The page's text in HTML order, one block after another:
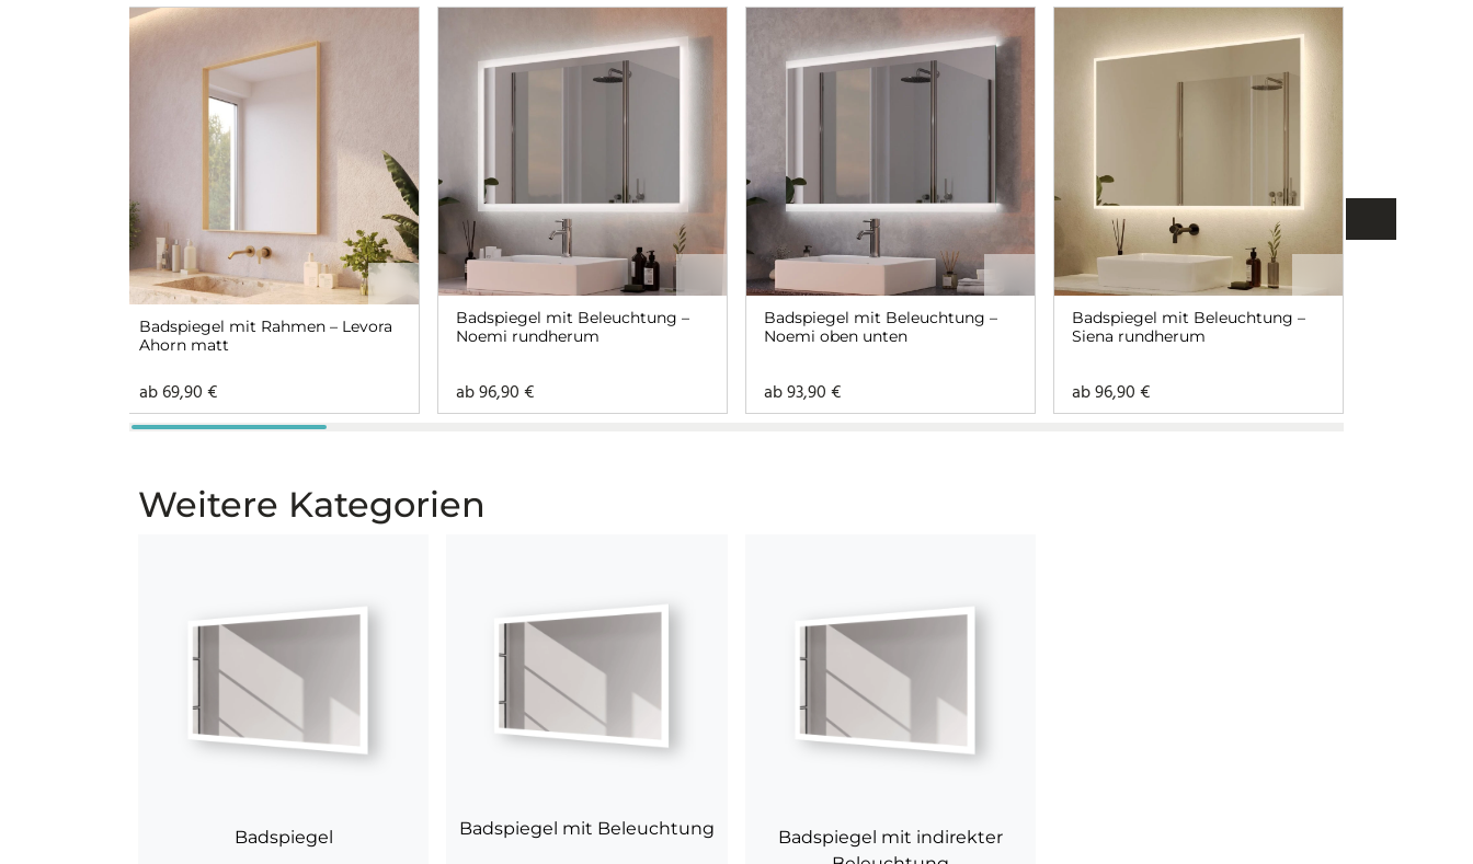
Badspiegel mit Rahmen – Levora
Ahorn matt
ab69,90€
Badspiegel mit Beleuchtung –
Noemi rundherum
ab96,90€
Badspiegel mit Beleuchtung –
Noemi oben unten
ab93,90€
Badspiegel mit Beleuchtung –
Siena rundherum
ab96,90€
Weitere Kategorien
Badspiegel Badspiegel mit Beleuchtung
Badspiegel mit indirekter